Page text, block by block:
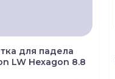
для падела
LW Hexagon 8.8